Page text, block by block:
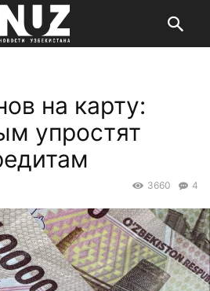
на карту:
упростят
4
3660